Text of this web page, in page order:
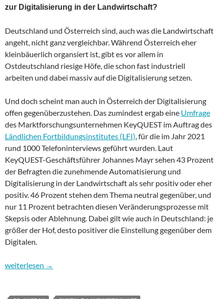
zur Digitalisierung in der Landwirtschaft?
Deutschland und Österreich sind, auch was die Landwirtschaft
angeht, nicht ganz vergleichbar. Während Österreich eher
kleinbäuerlich organsiert ist, gibt es vor allem in
Ostdeutschland riesige Höfe, die schon fast industriell
arbeiten und dabei massiv auf die Digitalisierung setzen.
Und doch scheint man auch in Österreich der Digitalisierung
offen gegenüberzustehen. Das zumindest ergab eine Umfrage
des Marktforschungsunternehmen KeyQUEST im Auftrag des
Ländlichen Fortbildungsinstitutes (LFI), für die im Jahr 2021
rund 1000 Telefoninterviews geführt wurden. Laut
KeyQUEST-Geschäftsführer Johannes Mayr sehen 43 Prozent
der Befragten die zunehmende Automatisierung und
Digitalisierung in der Landwirtschaft als sehr positiv oder eher
positiv. 46 Prozent stehen dem Thema neutral gegenüber, und
nur 11 Prozent betrachten diesen Veränderungsprozesse mit
Skepsis oder Ablehnung. Dabei gilt wie auch in Deutschland: je
größer der Hof, desto positiver die Einstellung gegenüber dem
Digitalen.
Wohin geht es in Digitalien? Folge 14: Stolpersteine für die
weiterlesen →